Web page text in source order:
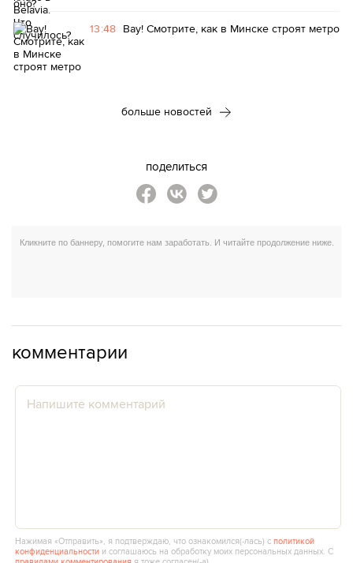
13:48 Вау! Смотрите, как в Минске строят метро
больше новостей
поделиться
комментарии
Нажимая «Отправить», я подтверждаю, что ознакомился(‑лась) сполитикой
конфиденциальности и соглашаюсь на обработку моих персональных данных. С